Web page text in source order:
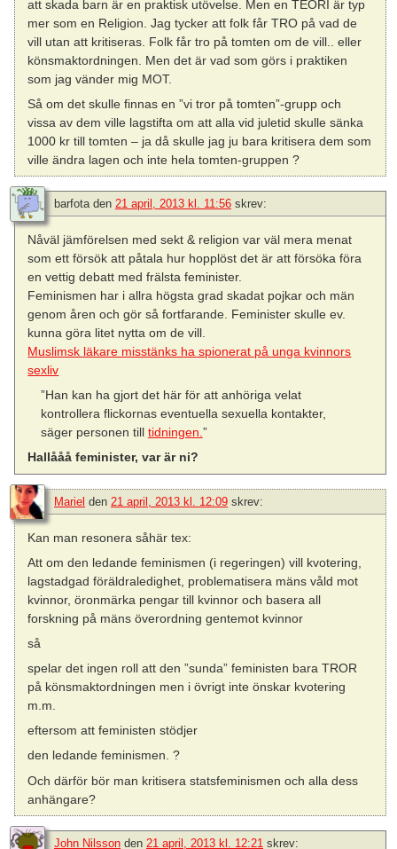
att skada barn är en praktisk utövelse. Men en TEORI är typ
mer som en Religion. Jag tycker att folk får TRO på vad de
vill utan att kritiseras. Folk får tro på tomten om de vill.. eller
könsmaktordningen. Men det är vad som görs i praktiken
som jag vänder mig MOT.
Så om det skulle finnas en ”vi tror på tomten”-grupp och
vissa av dem ville lagstifta om att alla vid juletid skulle sänka
1000 kr till tomten – ja då skulle jag ju bara kritisera dem som
ville ändra lagen och inte hela tomten-gruppen ?
barfotaden 21 april, 2013 kl. 11:56 skrev:
Nåväl jämförelsen med sekt & religion var väl mera menat
som ett försök att påtala hur hopplöst det är att försöka föra
en vettig debatt med frälsta feminister.
Feminismen har i allra högsta grad skadat pojkar och män
genom åren och gör så fortfarande. Feminister skulle ev.
kunna göra litet nytta om de vill.
Muslimsk läkare misstänks ha spionerat på unga kvinnors
sexliv
”Han kan ha gjort det här för att anhöriga velat
kontrollera flickornas eventuella sexuella kontakter,
säger personen till tidningen.”
Hallååå feminister, var är ni?
Mariel den 21 april, 2013 kl. 12:09 skrev:
Kan man resonera såhär tex:
Att om den ledande feminismen (i regeringen) vill kvotering,
lagstadgad föräldraledighet, problematisera mäns våld mot
kvinnor, öronmärka pengar till kvinnor och basera all
forskning på mäns överordning gentemot kvinnor
så
spelar det ingen roll att den ”sunda” feministen bara TROR
på könsmaktordningen men i övrigt inte önskar kvotering
m.m.
eftersom att feministen stödjer
den ledande feminismen. ?
Och därför bör man kritisera statsfeminismen och alla dess
anhängare?
John Nilsson den 21 april, 2013 kl. 12:21 skrev: